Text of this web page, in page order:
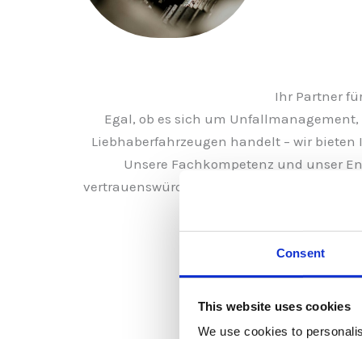
Consent
This website uses cookies
We use cookies to
Ihr Partner
Egal, ob es sich um
Liebhaberfahrzeugen handelt – wir
Unsere Fachkompetenz und unser
vertrauenswürdigen Partner für alle